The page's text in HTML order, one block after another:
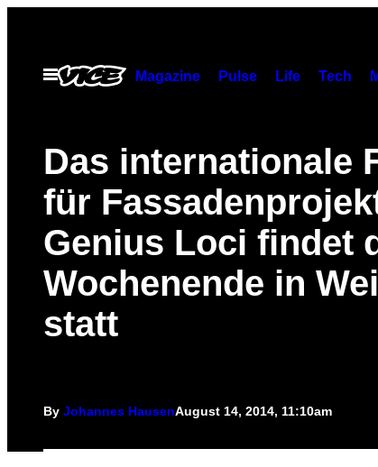
contentOpen
Menu
Magazine Pulse Life Tech
Das internationale
für
Genius Loci findet
Wochenende in
statt
By Johannes HausenAugust 14, 2014, 11:10am